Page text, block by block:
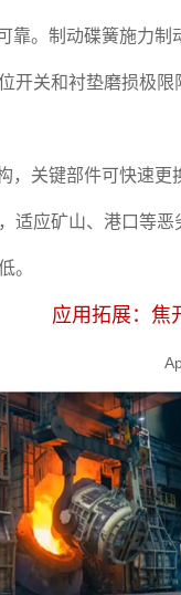
靠。制动碟簧施力制
开关和衬垫磨损极
，关键部件可快速
适应矿山、港口等
。
应用拓展：焦